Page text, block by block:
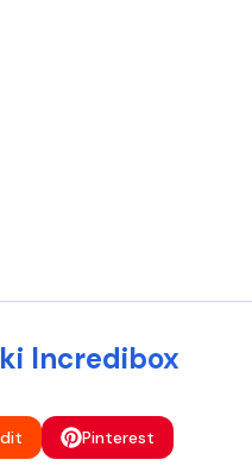
Incredibox
Pinterest